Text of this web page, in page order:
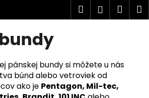
Hľadať
pánskej bundy si môžete u nás
búnd alebo vetroviek od
ako je Pentagon, Mil-tec,